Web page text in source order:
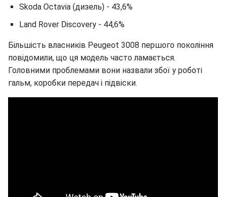
Skoda Octavia (дизель) - 43,6%
Land Rover Discovery - 44,6%
Більшість власників Peugeot 3008 першого покоління
повідомили, що ця модель часто ламається.
Головними проблемами вони назвали збої у роботі
гальм, коробки передач і підвіски.